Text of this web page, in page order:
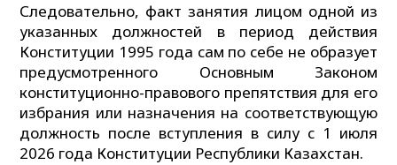
Следовательно, факт занятия лицом одной из
указанных должностей в период действия
Конституции 1995 года сам по себе не образует
предусмотренного Основным Законом
конституционно-правового препятствия для его
избрания или назначения на соответствующую
должность после вступления в силу с 1 июля
2026 года Конституции Республики Казахстан.